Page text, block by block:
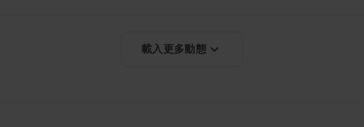
載入更多動態